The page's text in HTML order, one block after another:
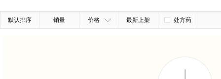
默认排序 销量 价格 最新上架 处方药